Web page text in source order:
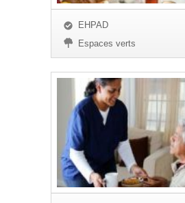
EHPAD
Espaces verts